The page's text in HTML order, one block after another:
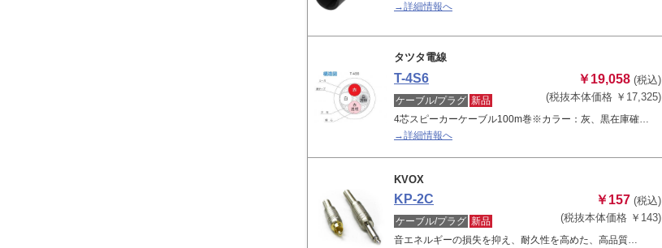
→詳細情報へ
タツタ電線
T-4S6 ￥19,058 (税込)
(税抜本体価格 ￥17,325)
ケーブル/プラグ 新品
4芯スピーカーケーブル100m巻※カラー：灰、黒在庫確…
→詳細情報へ
KVOX
KP-2C ￥157 (税込)
(税抜本体価格 ￥143)
ケーブル/プラグ 新品
音エネルギーの損失を抑え、耐久性を高めた、高品質…